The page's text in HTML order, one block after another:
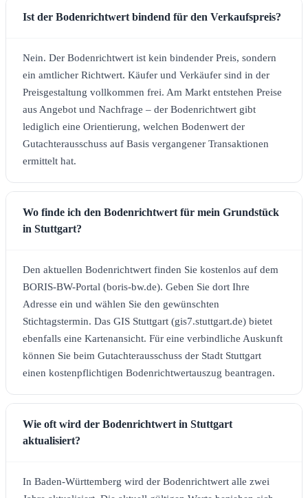
Ist der Bodenrichtwert bindend für den Verkaufspreis?
Nein. Der Bodenrichtwert ist kein bindender Preis, sondern
ein amtlicher Richtwert. Käufer und Verkäufer sind in der
Preisgestaltung vollkommen frei. Am Markt entstehen Preise
aus Angebot und Nachfrage – der Bodenrichtwert gibt
lediglich eine Orientierung, welchen Bodenwert der
Gutachterausschuss auf Basis vergangener Transaktionen
ermittelt hat.
Wo finde ich den Bodenrichtwert für mein Grundstück
in Stuttgart?
Den aktuellen Bodenrichtwert finden Sie kostenlos auf dem
BORIS-BW-Portal (boris-bw.de). Geben Sie dort Ihre
Adresse ein und wählen Sie den gewünschten
Stichtagstermin. Das GIS Stuttgart (gis7.stuttgart.de) bietet
ebenfalls eine Kartenansicht. Für eine verbindliche Auskunft
können Sie beim Gutachterausschuss der Stadt Stuttgart
einen kostenpflichtigen Bodenrichtwertauszug beantragen.
Wie oft wird der Bodenrichtwert in Stuttgart
aktualisiert?
In Baden-Württemberg wird der Bodenrichtwert alle zwei